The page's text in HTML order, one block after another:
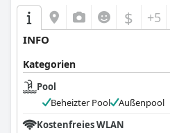
$ +5
INFO
Kategorien
Pool
Beheizter Pool
Außenpool
Kostenfreies WLAN